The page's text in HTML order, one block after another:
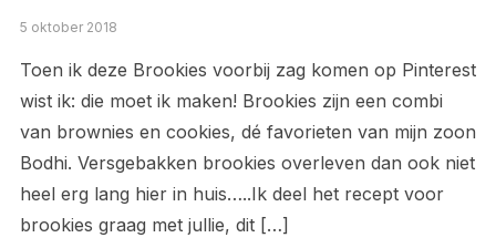
5 oktober 2018
Toen ik deze Brookies voorbij zag komen op Pinterest
wist ik: die moet ik maken! Brookies zijn een combi
van brownies en cookies, dé favorieten van mijn zoon
Bodhi. Versgebakken brookies overleven dan ook niet
heel erg lang hier in huis…..Ik deel het recept voor
brookies graag met jullie, dit […]